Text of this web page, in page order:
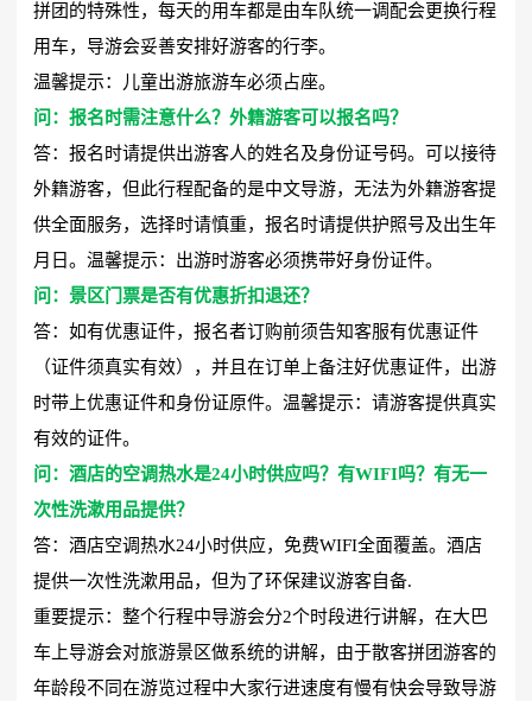
拼团的特殊性，每天的用车都是由车队统一调配会更换行程
用车，导游会妥善安排好游客的行李。
温馨提示：儿童出游旅游车必须占座。
问：报名时需注意什么？外籍游客可以报名吗？
答：报名时请提供出游客人的姓名及身份证号码。可以接待
外籍游客，但此行程配备的是中文导游，无法为外籍游客提
供全面服务，选择时请慎重，报名时请提供护照号及出生年
月日。温馨提示：出游时游客必须携带好身份证件。
问：景区门票是否有优惠折扣退还？
答：如有优惠证件，报名者订购前须告知客服有优惠证件
（证件须真实有效），并且在订单上备注好优惠证件，出游
时带上优惠证件和身份证原件。温馨提示：请游客提供真实
有效的证件。
问：酒店的空调热水是24小时供应吗？有WIFI吗？有无一
次性洗漱用品提供？
答：酒店空调热水24小时供应，免费WIFI全面覆盖。酒店
提供一次性洗漱用品，但为了环保建议游客自备.
重要提示：整个行程中导游会分2个时段进行讲解，在大巴
车上导游会对旅游景区做系统的讲解，由于散客拼团游客的
年龄段不同在游览过程中大家行进速度有慢有快会导致导游